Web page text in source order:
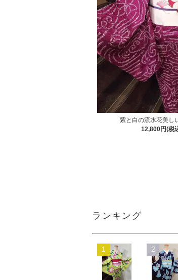
紫と白の流水花美し
12,800円(税
ランキング
1 2